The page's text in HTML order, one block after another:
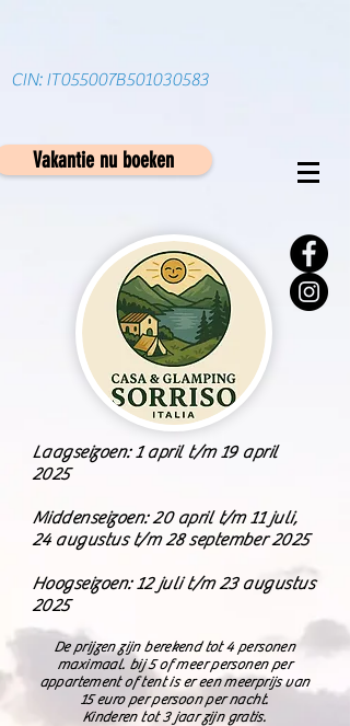
CIN: IT055007B501030583
Vakantie nu boeken
Laagseizoen: 1 april t/m 19 april
2025
Middenseizoen: 20 april t/m 11 juli,
24 augustus t/m 28 september 2025
Hoogseizoen: 12 juli t/m 23 augustus
2025
De prijzen zijn berekend tot 4 personen
maximaal. bij 5 of meer personen per
appartement of tentis er een meerprijs van
15 euro per persoon per nacht.
Kinderen tot 3 jaar zijn gratis.